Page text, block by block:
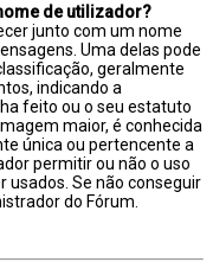
de utilizador?
junto com um nome
Uma delas pode
geralmente
indicando a
feito ou o seu estatuto
maior, é conhecida
única ou pertencente a
permitir ou não o uso
usados. Se não conseguir
do Fórum.